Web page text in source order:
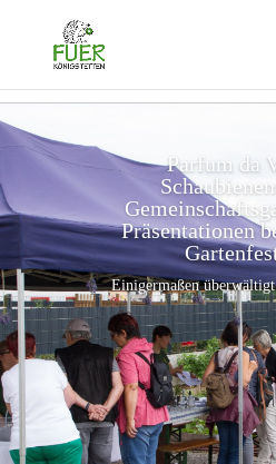
Parfum da
Präsentationen
Einigermaßen